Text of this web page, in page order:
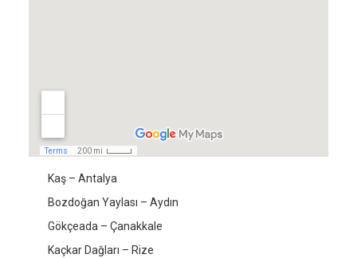
Kaş – Antalya
Bozdoğan Yaylası – Aydın
Gökçeada – Çanakkale
Kaçkar Dağları – Rize